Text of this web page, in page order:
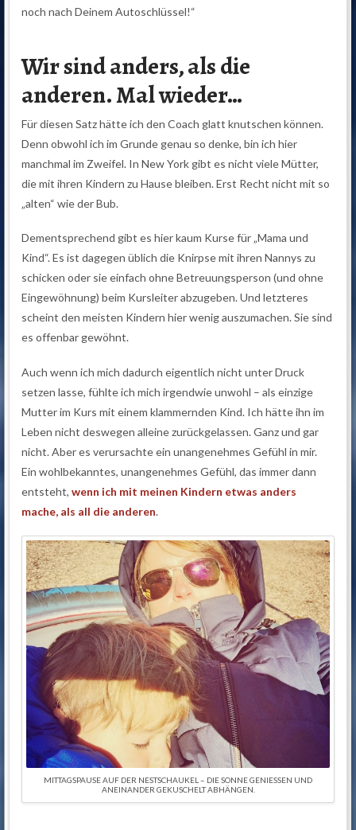
noch nach Deinem Autoschlüssel!“
Wir sind anders, als die
anderen. Mal wieder…
Für diesen Satz hätte ich den Coach glatt knutschen können.
Denn obwohl ich im Grunde genau so denke, bin ich hier
manchmal im Zweifel. In New York gibt es nicht viele Mütter,
die mit ihren Kindern zu Hause bleiben. Erst Recht nicht mit so
„alten“ wie der Bub.
Dementsprechend gibt es hier kaum Kurse für „Mama und
Kind“. Es ist dagegen üblich die Knirpse mit ihren Nannys zu
schicken oder sie einfach ohne Betreuungsperson (und ohne
Eingewöhnung) beim Kursleiter abzugeben. Und letzteres
scheint den meisten Kindern hier wenig auszumachen. Sie sind
es offenbar gewöhnt.
Auch wenn ich mich dadurch eigentlich nicht unter Druck
setzen lasse, fühlte ich mich irgendwie unwohl – als einzige
Mutter im Kurs mit einem klammernden Kind. Ich hätte ihn im
Leben nicht deswegen alleine zurückgelassen. Ganz und gar
nicht. Aber es verursachte ein unangenehmes Gefühl in mir.
Ein wohlbekanntes, unangenehmes Gefühl, das immer dann
entsteht,wenn ich mit meinen Kindern etwas anders
mache, als all die anderen.
MITTAGSPAUSE AUF DER NESTSCHAUKEL – DIE SONNE GENIESSEN UND A
NEINANDER GEKUSCHELT ABHÄNGEN.